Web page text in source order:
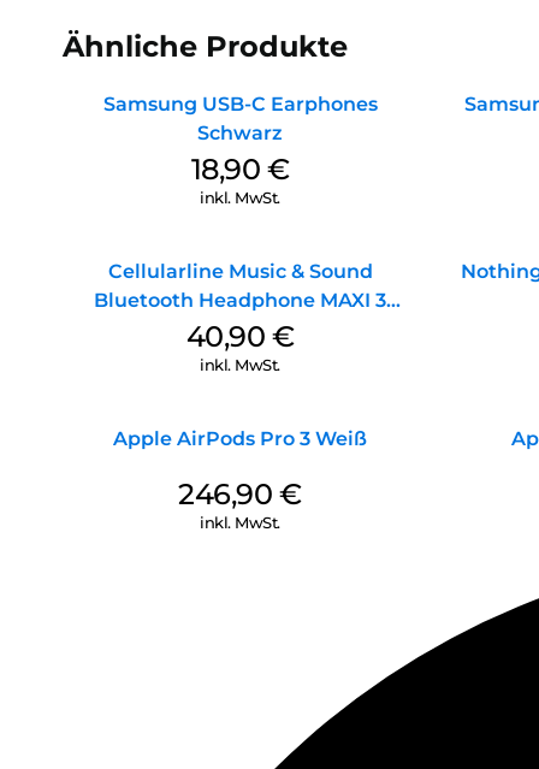
Ähnliche Produkte
Samsung USB-C Earphones
Schwarz
18,90 €
inkl. MwSt.
Cellularline Music & Sound
Bluetooth Headphone MAXI 3
Purple
40,90 €
inkl. MwSt.
Apple AirPods Pro 3 Weiß
246,90€
inkl. MwSt.